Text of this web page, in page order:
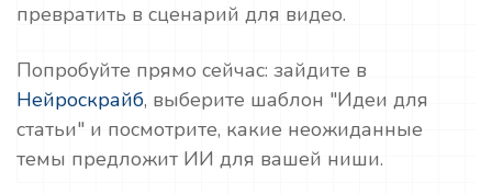
превратить в сценарий для видео.
Попробуйте прямо сейчас: зайдите в
Нейроскрайб, выберите шаблон "Идеи для
статьи" и посмотрите, какие неожиданные
темы предложит ИИ для вашей ниши.